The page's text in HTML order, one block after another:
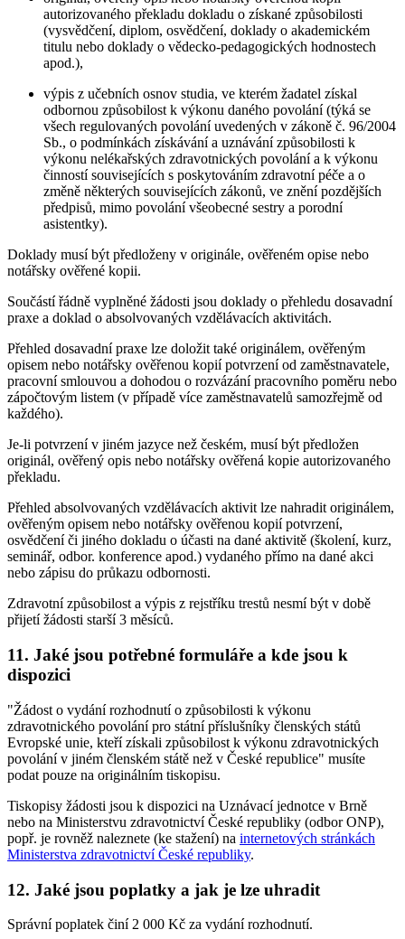
autorizovaného překladu dokladu o získané způsobilosti
(vysvědčení, diplom, osvědčení, doklady o akademickém
titulu nebo doklady o vědecko-pedagogických hodnostech
apod.),
výpis z učebních osnov studia, ve kterém žadatel získal
odbornou způsobilost k výkonu daného povolání (týká se
všech regulovaných povolání uvedených v zákoně č. 96/2004
Sb., o podmínkách získávání a uznávání způsobilosti k
výkonu nelékařských zdravotnických povolání a k výkonu
činností souvisejících s poskytováním zdravotní péče a o
změně některých souvisejících zákonů, ve znění pozdějších
předpisů, mimo povolání všeobecné sestry a porodní
asistentky).
Doklady musí být předloženy v originále, ověřeném opise nebo
notářsky ověřené kopii.
Součástí řádně vyplněné žádosti jsou doklady o přehledu dosavadní
praxe a doklad o absolvovaných vzdělávacích aktivitách.
Přehled dosavadní praxe lze doložit také originálem, ověřeným
opisem nebo notářsky ověřenou kopií potvrzení od zaměstnavatele,
pracovní smlouvou a dohodou o rozvázání pracovního poměru nebo
zápočtovým listem (v případě více zaměstnavatelů samozřejmě od
každého).
Je-li potvrzení v jiném jazyce než českém, musí být předložen
originál, ověřený opis nebo notářsky ověřená kopie autorizovaného
překladu.
Přehled absolvovaných vzdělávacích aktivit lze nahradit originálem,
ověřeným opisem nebo notářsky ověřenou kopií potvrzení,
osvědčení či jiného dokladu o účasti na dané aktivitě (školení, kurz,
seminář, odbor. konference apod.) vydaného přímo na dané akci
nebo zápisu do průkazu odbornosti.
Zdravotní způsobilost a výpis z rejstříku trestů nesmí být v době
přijetí žádosti starší 3 měsíců.
11. Jaké jsou potřebné formuláře a kde jsou k
dispozici
"Žádost o vydání rozhodnutí o způsobilosti k výkonu
zdravotnického povolání pro státní příslušníky členských států
Evropské unie, kteří získali způsobilost k výkonu zdravotnických
povolání v jiném členském státě než v České republice" musíte
podat pouze na originálním tiskopisu.
Tiskopisy žádosti jsou k dispozici na Uznávací jednotce v Brně
nebo na Ministerstvu zdravotnictví České republiky (odbor ONP),
popř. je rovněž naleznete (ke stažení) na internetových stránkách
Ministerstva zdravotnictví České republiky.
12. Jaké jsou poplatky a jak je lze uhradit
Správní poplatek činí 2 000 Kč za vydání rozhodnutí.